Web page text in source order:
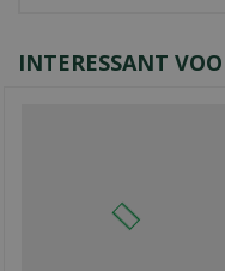
INTERESSANT